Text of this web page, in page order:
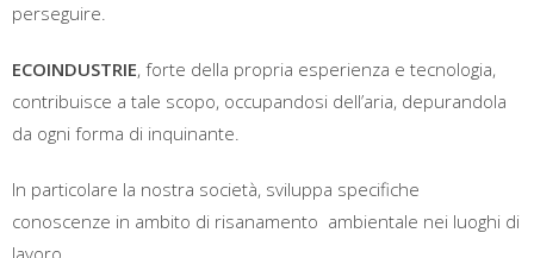
perseguire.
ECOINDUSTRIE, forte della propria esperienza e tecnologia,
contribuisce a tale scopo, occupandosi dell’aria, depurandola
da ogni forma di inquinante.
In particolare la nostra società, sviluppa specifiche
conoscenze in ambito di risanamento ambientale nei luoghi di
lavoro.